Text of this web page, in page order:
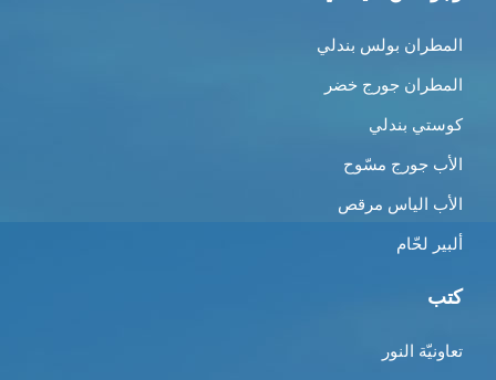
المطران بولس بندلي
المطران جورج خضر
كوستي بندلي
الأب جورج مسّوح
الأب الياس مرقص
ألبير لحّام
كتب
تعاونيّة النور